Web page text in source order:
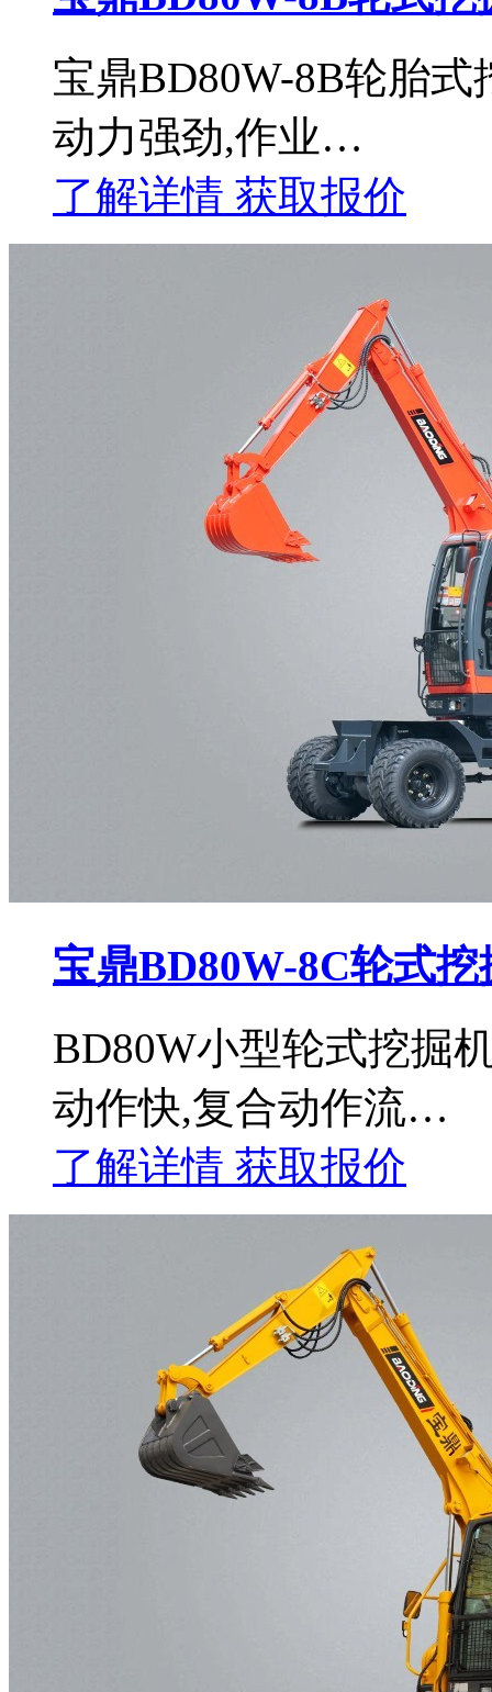
宝鼎BD80W-8B轮胎
动力强劲,作业…
了解详情 获取报价
宝鼎BD80W-8C轮式挖
BD80W小型轮式挖掘
动作快,复合动作流…
了解详情 获取报价